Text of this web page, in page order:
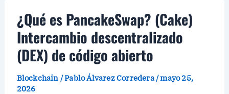
¿Qué es PancakeSwap? (Cake)
Intercambio descentralizado
(DEX) de código abierto
Blockchain /Pablo Álvarez Corredera/mayo 25,
2026